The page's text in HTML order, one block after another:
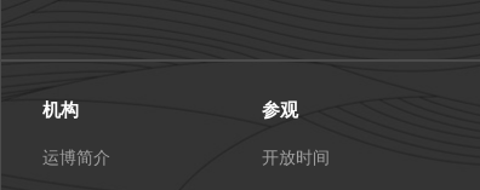
机构
运博简介
参观
开放时间